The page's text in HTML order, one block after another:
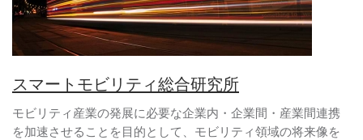
スマートモビリティ総合研究所
モビリティ産業の発展に必要な企業内・企業間・産業間連携
を加速させることを目的として、モビリティ領域の将来像を